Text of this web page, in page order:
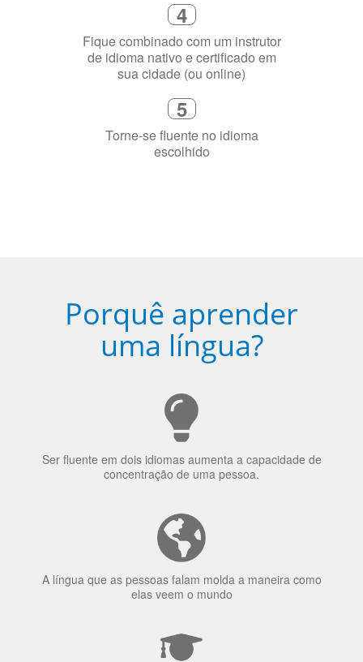
4
Fique combinado com um instrutor
de idioma nativo e certificado em
sua cidade (ou online)
5
Torne-se fluente no idioma
escolhido
Porquê aprender
uma língua?
Ser fluente em dois idiomas aumenta a capacidade de
concentração de uma pessoa.
A língua que as pessoas falam molda a maneira como
elas veem o mundo